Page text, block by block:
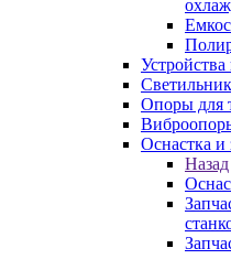
Опоры для
Оснастка и
Назад